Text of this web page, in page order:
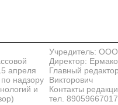
апреля
надзору
и
Учредитель:
Директор:
Главный
Викторович
Контакты
тел. 89059667017